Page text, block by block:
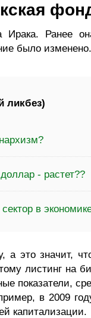
Ранее
было изменено.
ликбез)
- растет??
в
а это значит,
листинг на
показатели,
в 2009
капитализации.